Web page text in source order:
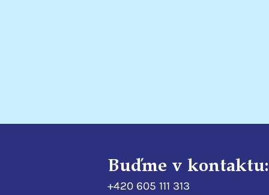
Buďme v kontaktu:
+420 605 111 313